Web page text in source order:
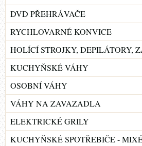
DVD PŘEHRÁVAČE
RYCHLOVARNÉ KONVICE
HOLÍCÍ STROJKY, DEPILÁTORY,
KUCHYŇSKÉ VÁHY
OSOBNÍ VÁHY
VÁHY NA ZAVAZADLA
ELEKTRICKÉ GRILY
KUCHYŇSKÉ SPOTŘEBIČE -